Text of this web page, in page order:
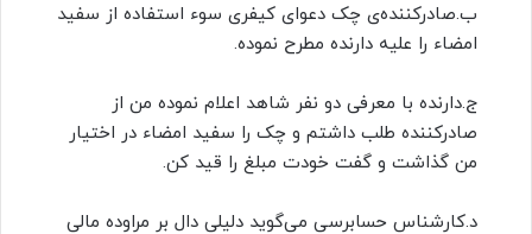
ب.صادرکننده‌ی چک دعوای کیفری سوء استفاده از سفید
امضاء را علیه دارنده مطرح نموده.
ج.دارنده با معرفی دو نفر شاهد اعلام نموده من از
صادرکننده طلب داشتم و چک را سفید امضاء در اختیار
من گذاشت و گفت خودت مبلغ را قید کن.
د.کارشناس حسابرسی می‌گوید دلیلی دال بر مراوده مالی